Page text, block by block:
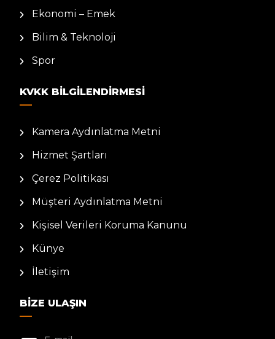
Ekonomi – Emek
Bilim & Teknoloji
Spor
KVKK BILGILENDIRMESI
Kamera Aydınlatma Metni
Hizmet Şartları
Çerez Politikası
Müşteri Aydınlatma Metni
Kişisel Verileri Koruma Kanunu
Künye
İletişim
BIZE ULAŞIN